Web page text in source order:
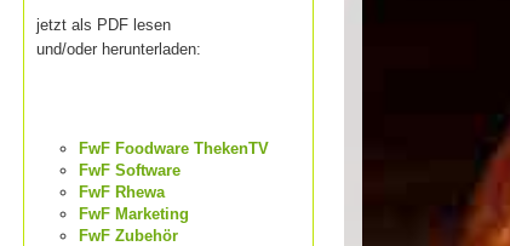
jetzt als PDF lesen
und/oder herunterladen:
FwF Foodware ThekenTV
FwF Software
FwF Rhewa
FwF Marketing
FwF Zubehör